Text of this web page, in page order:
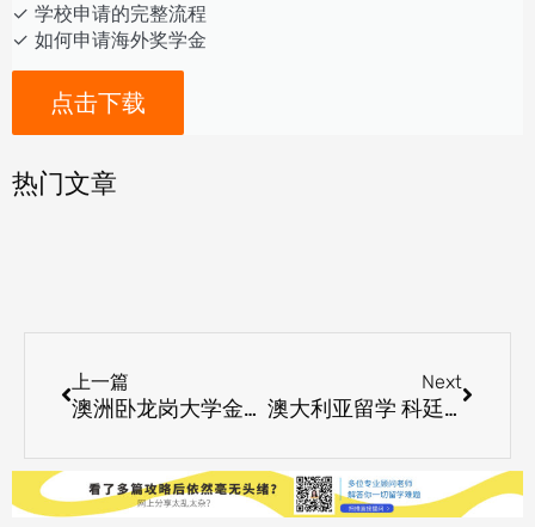
✓ 学校申请的完整流程
✓ 如何申请海外奖学金
点击下载
热门文章
上一篇
澳洲卧龙岗大学金融规划专业介绍
Next
澳大利亚留学 科廷科技大学可再生能源电力系统硕士解析